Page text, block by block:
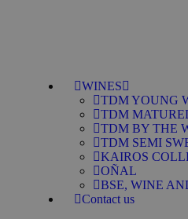
WINES
TDM YOUNG
TDM
TDM BY THE
TDM SEMI
KAIROS
OÑAL
BSE, WINE
Contact us